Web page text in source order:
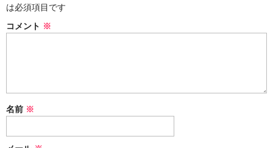
は必須項目です
コメント ※
名前 ※